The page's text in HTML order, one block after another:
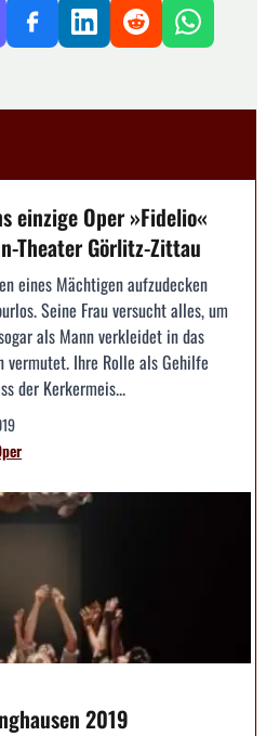
einzige Oper »Fidelio«
Theater Görlitz-Zittau
eines Mächtigen aufzudecken
Seine Frau versucht alles, um
als Mann verkleidet in das
vermutet. Ihre Rolle als Gehilfe
der Kerkermeis...
2019